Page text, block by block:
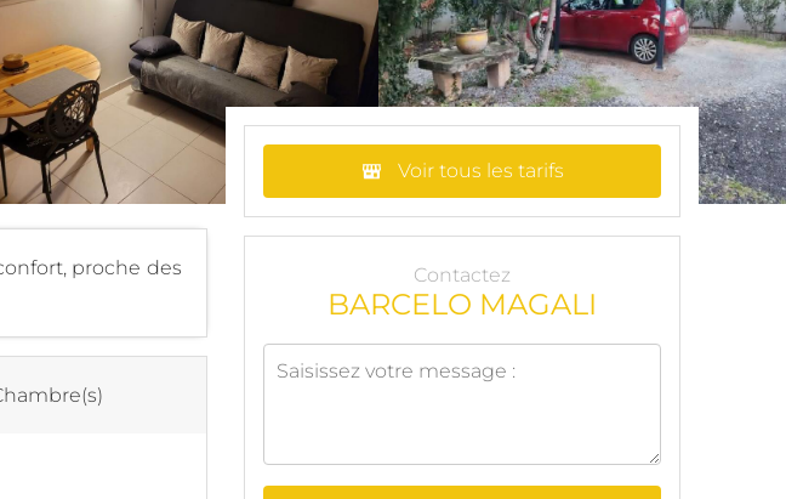
proche des
Voir tous les tarifs
Contactez
BARCELO MAGALI